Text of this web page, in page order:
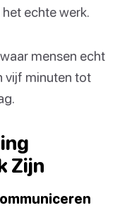
echte werk.
mensen echt
vijf minuten tot
Zijn